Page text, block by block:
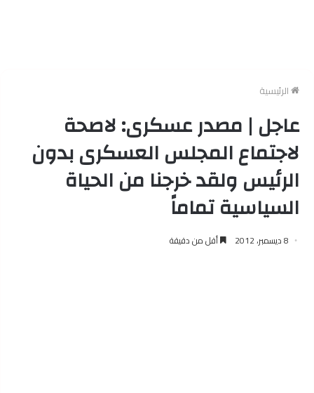
الرئيسية
عاجل | مصدر عسكرى: لاصحة
لاجتماع المجلس العسكرى بدون
الرئيس ولقد خرجنا من الحياة
السياسية تماماً
8 ديسمبر، 2012 أقل من دقيقة